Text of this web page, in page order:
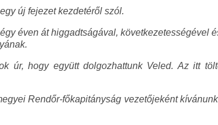
új fejezet kezdetéről szól.
éven át higgadtságával, következetességével
úr, hogy együtt dolgozhattunk Veled. Az itt
Rendőr-főkapitányság vezetőjeként